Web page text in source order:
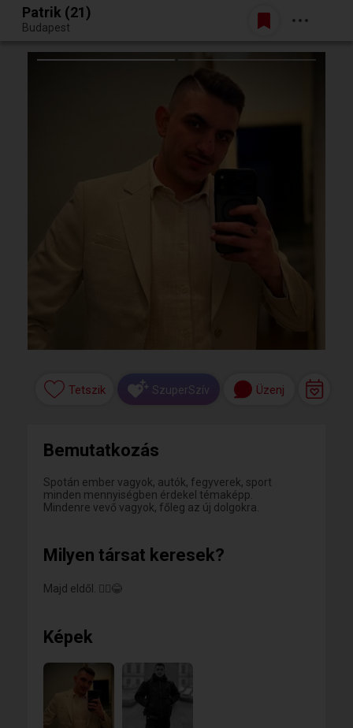
Egy jó randiból bármi lehet.
Belépés
Patrik (21)
Budapest
Tetszik SzuperSzív Üzenj
Bemutatkozás
Spotán ember vagyok, autók, fegyverek, sport
minden mennyiségben érdekel témaképp.
Mindenre vevő vagyok, főleg az új dolgokra.
Milyen társat keresek?
Majd eldől. 🤷‍♂️😂
Képek